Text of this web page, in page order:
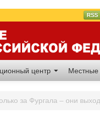
RSS
центр Местные
за Фургала – они